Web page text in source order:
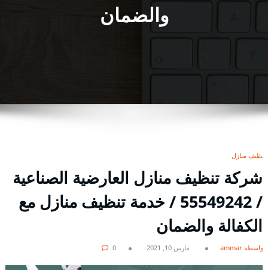
والضمان
تنظيف منازل
شركة تنظيف منازل العارضية الصناعية
/ 55549242 / خدمة تنظيف منازل مع
الكفالة والضمان
بواسطة ammar مارس 10, 2021 0